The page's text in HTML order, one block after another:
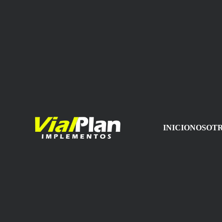
INICIO